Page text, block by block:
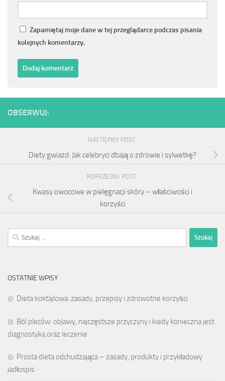
Zapamiętaj moje dane w tej przeglądarce podczas pisania
kolejnych komentarzy.
OBSERWUJ:
NASTĘPNY POST
Diety gwiazd: Jak celebryci dbają o zdrowie i sylwetkę?
POPRZEDNI POST
Kwasy owocowe w pielęgnacji skóry – właściwości i
korzyści
Szukaj:
OSTATNIE WPISY
Dieta koktajlowa: zasady, przepisy i zdrowotne korzyści
Ból pleców: objawy, najczęstsze przyczyny i kiedy konieczna jest
diagnostyka oraz leczenie
Prosta dieta odchudzająca – zasady, produkty i przykładowy
jadłospis